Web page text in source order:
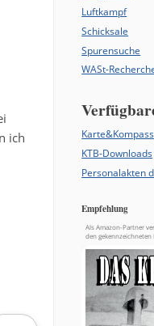
ich
Luftkampf
Schicksale
Spurensuche
WASt-
Karte&Kompass
KTB-Downloads
Personalakten
Empfehlung
Als Amazon-Partner
den